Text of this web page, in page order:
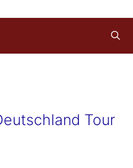
Tour